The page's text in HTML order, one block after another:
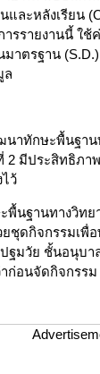
และหลังเรียน
รรายงานนี้ ใช้
าตรฐาน
ล
าทักษะพื้นฐาน
มีประสิทธิภาพ
ว้
นฐานทางวิทย
ยชุดกิจกรรมเพื่
ฐมวัย ชั้นอนุบ
ก่อนจัดกิจกรร